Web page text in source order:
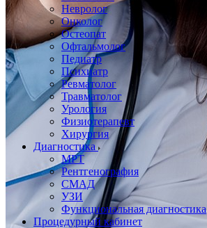
Невролог
Онколог
Остеопат
Офтальмолог
Педиатр
Психиатр
Ревматолог
Травматолог
Урология
Физиотерапевт
Хирургия
Диагностика
МРТ
Рентгенография
СМАД
УЗИ
Функциональная диагностика
Процедурный кабинет